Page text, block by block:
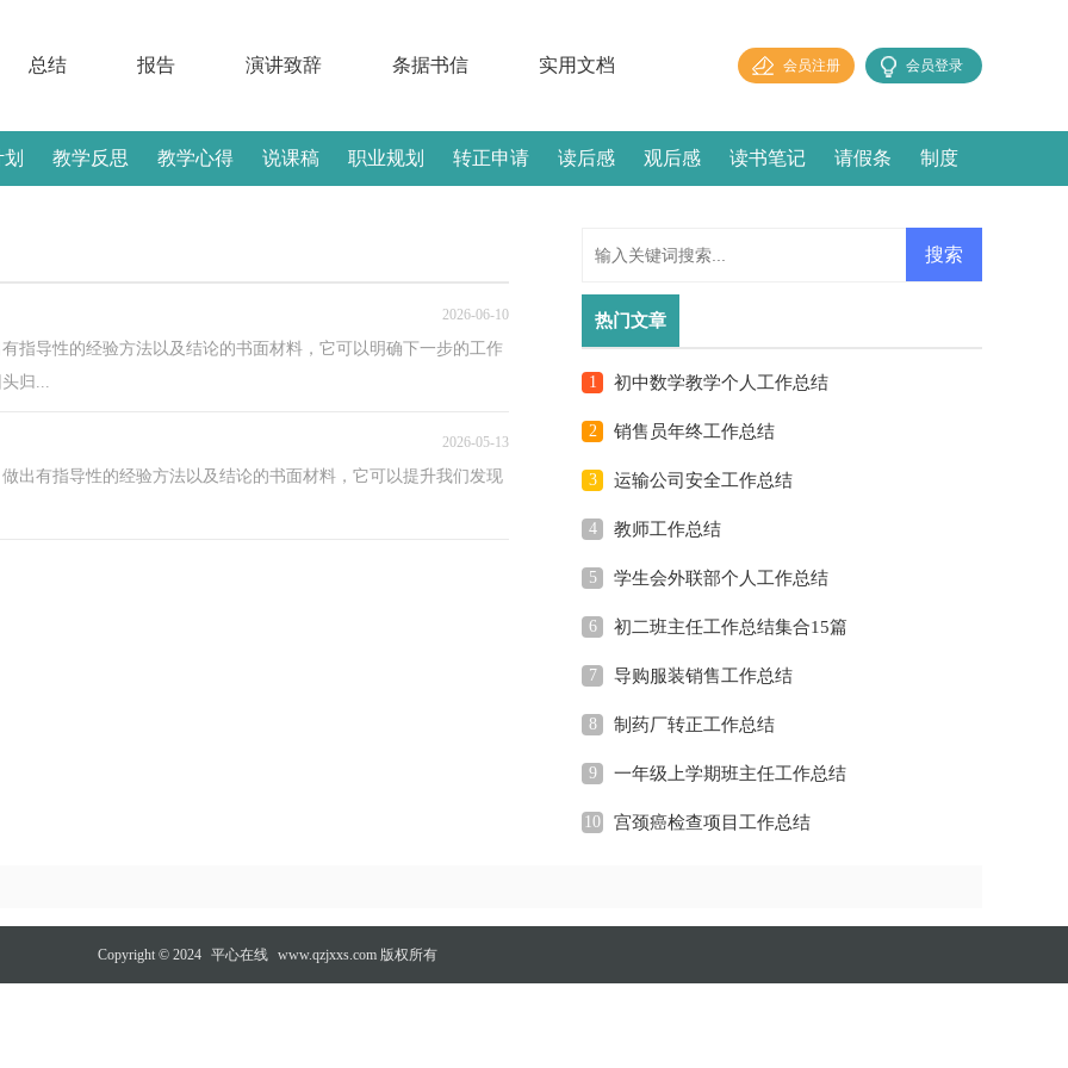
总结 报告 演讲致辞 条据书信 实用文档 会员登录
会员注册
教学反思 教学心得 说课稿 职业规划 转正申请 读后感 观后感 读书笔记 请假条 制度
2026-06-10
指导性的经验方法以及结论的书面材料，它可以明确下一步的工作
归...
2026-05-13
出有指导性的经验方法以及结论的书面材料，它可以提升我们发现
热门文章
1 初中数学教学个人工作总结
2 销售员年终工作总结
3 运输公司安全工作总结
4 教师工作总结
5 学生会外联部个人工作总结
6 初二班主任工作总结集合15篇
7 导购服装销售工作总结
8 制药厂转正工作总结
9 一年级上学期班主任工作总结
10 宫颈癌检查项目工作总结
Copyright © 2024 平心在线 www.qzjxxs.com 版权所有